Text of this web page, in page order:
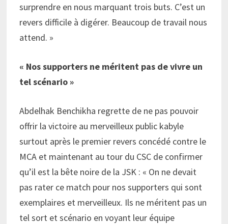
surprendre en nous marquant trois buts. C’est un
revers difficile à digérer. Beaucoup de travail nous
attend. »
« Nos supporters ne méritent pas de vivre un
tel scénario »
Abdelhak Benchikha regrette de ne pas pouvoir
offrir la victoire au merveilleux public kabyle
surtout après le premier revers concédé contre le
MCA et maintenant au tour du CSC de confirmer
qu’il est la bête noire de la JSK : « On ne devait
pas rater ce match pour nos supporters qui sont
exemplaires et merveilleux. Ils ne méritent pas un
tel sort et scénario en voyant leur équipe